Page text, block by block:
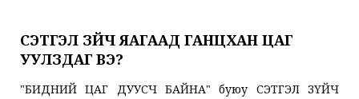
СЭТГЭЛ ЗҮЙЧ ЯАГААД ГАНЦХАН ЦАГ
УУЛЗДАГ ВЭ?
"БИДНИЙ ЦАГ ДУУСЧ БАЙНА" буюу СЭТГЭЛ ЗҮЙЧ